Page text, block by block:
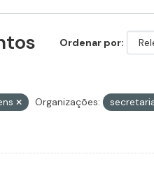
Ordenar por
Organizações: